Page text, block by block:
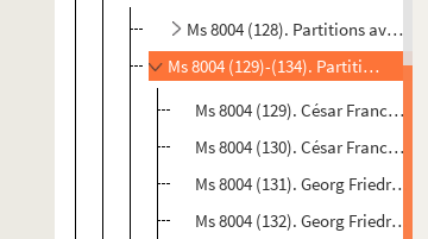
Ms 8004 (128). Partitions avec
Ms 8004 (129)-(134). Partitions avec
Ms 8004 (129). César Franck.
Ms 8004 (130). César Franck.
Ms 8004 (131). Georg Friedrich
Ms 8004 (132). Georg Friedrich